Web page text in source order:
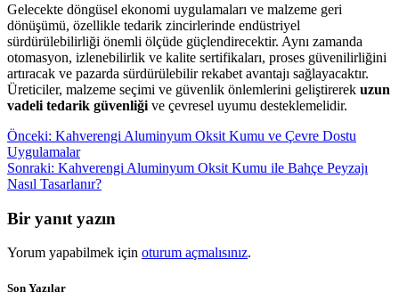
Gelecekte döngüsel ekonomi uygulamaları ve malzeme geri
dönüşümü, özellikle tedarik zincirlerinde endüstriyel
sürdürülebilirliği önemli ölçüde güçlendirecektir. Aynı zamanda
otomasyon, izlenebilirlik ve kalite sertifikaları, proses güvenilirliğini
artıracak ve pazarda sürdürülebilir rekabet avantajı sağlayacaktır.
Üreticiler, malzeme seçimi ve güvenlik önlemlerini geliştirerek uzun
vadeli tedarik güvenliği ve çevresel uyumu desteklemelidir.
Yazı
gezinmesi
Önceki: Önceki
yazı:
Kahverengi Aluminyum Oksit Kumu ve Çevre Dostu
Uygulamalar
Sonraki: Sonraki
yazı:
Kahverengi Aluminyum Oksit Kumu ile Bahçe Peyzajı
Nasıl Tasarlanır?
Bir yanıt yazın
Yorum yapabilmek için oturum açmalısınız.
Son Yazılar